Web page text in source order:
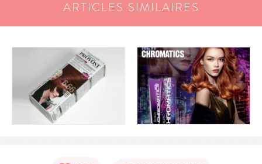
ARTICLES SIMILAIRES